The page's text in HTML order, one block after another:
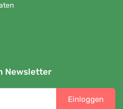
Newsletter
Einloggen